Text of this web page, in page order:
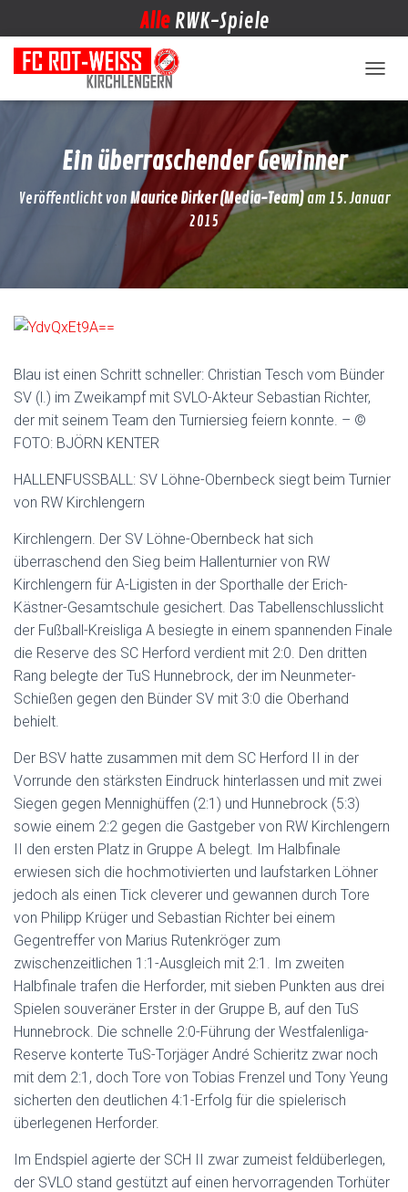
Alle RWK-Spiele
Ein überraschender Gewinner
Veröffentlicht von Maurice Dirker (Media-Team)am 15. Januar
2015
Blau ist einen Schritt schneller: Christian Tesch vom Bünder
SV (l.) im Zweikampf mit SVLO-Akteur Sebastian Richter,
der mit seinem Team den Turniersieg feiern konnte. – ©
FOTO: BJÖRN KENTER
HALLENFUSSBALL: SV Löhne-Obernbeck siegt beim Turnier
von RW Kirchlengern
Kirchlengern. Der SV Löhne-Obernbeck hat sich
überraschend den Sieg beim Hallenturnier von RW
Kirchlengern für A-Ligisten in der Sporthalle der Erich-
Kästner-Gesamtschule gesichert. Das Tabellenschlusslicht
der Fußball-Kreisliga A besiegte in einem spannenden Finale
die Reserve des SC Herford verdient mit 2:0. Den dritten
Rang belegte der TuS Hunnebrock, der im Neunmeter-
Schießen gegen den Bünder SV mit 3:0 die Oberhand
behielt.
Der BSV hatte zusammen mit dem SC Herford II in der
Vorrunde den stärksten Eindruck hinterlassen und mit zwei
Siegen gegen Mennighüffen (2:1) und Hunnebrock (5:3)
sowie einem 2:2 gegen die Gastgeber von RW Kirchlengern
II den ersten Platz in Gruppe A belegt. Im Halbfinale
erwiesen sich die hochmotivierten und laufstarken Löhner
jedoch als einen Tick cleverer und gewannen durch Tore
von Philipp Krüger und Sebastian Richter bei einem
Gegentreffer von Marius Rutenkröger zum
zwischenzeitlichen 1:1-Ausgleich mit 2:1. Im zweiten
Halbfinale trafen die Herforder, mit sieben Punkten aus drei
Spielen souveräner Erster in der Gruppe B, auf den TuS
Hunnebrock. Die schnelle 2:0-Führung der Westfalenliga-
Reserve konterte TuS-Torjäger André Schieritz zwar noch
mit dem 2:1, doch Tore von Tobias Frenzel und Tony Yeung
sicherten den deutlichen 4:1-Erfolg für die spielerisch
überlegenen Herforder.
Im Endspiel agierte der SCH II zwar zumeist feldüberlegen,
der SVLO stand gestützt auf einen hervorragenden Torhüter